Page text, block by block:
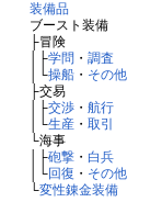
装備品
ブースト装備
├冒険
│├学問 ・ 調査
│└操船・ その他
├交易
│├交渉・ 航行
│└生産・ 取引
└海事
│├砲撃・ 白兵
│└回復 ・ その他
└変性錬金装備